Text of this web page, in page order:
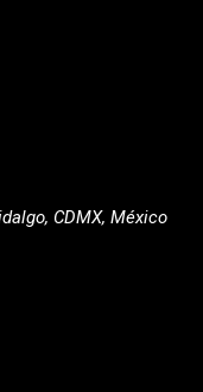
CDMX, México